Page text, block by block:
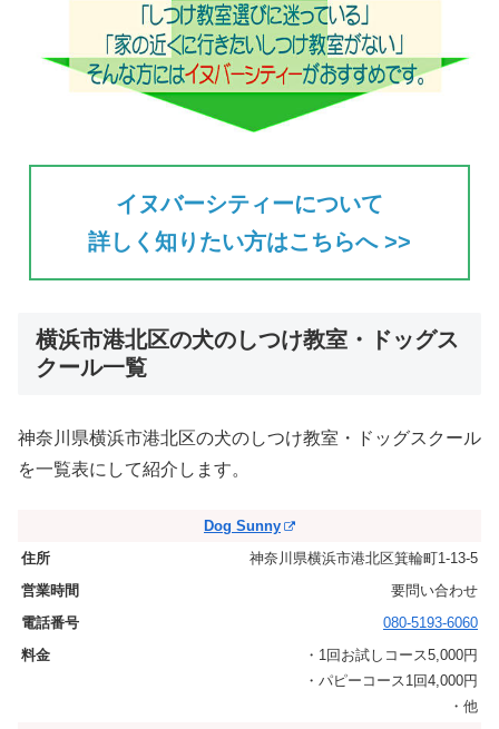
イヌバーシティーについて
詳しく知りたい方はこちらへ >>
横浜市港北区の犬のしつけ教室・ドッグス
クール一覧
神奈川県横浜市港北区の犬のしつけ教室・ドッグスクール
を一覧表にして紹介します。
Dog Sunny
神奈川県横浜市港北区箕輪町1-13-5
要問い合わせ
080-5193-6060
・1回お試しコース5,000円
・パピーコース1回4,000円
・他